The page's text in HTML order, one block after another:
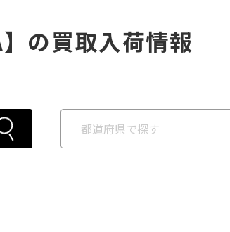
】の買取入荷情報